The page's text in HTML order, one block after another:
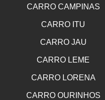
CARRO CAMPINAS
CARRO ITU
CARRO JAU
CARRO LEME
CARRO LORENA
CARRO OURINHOS